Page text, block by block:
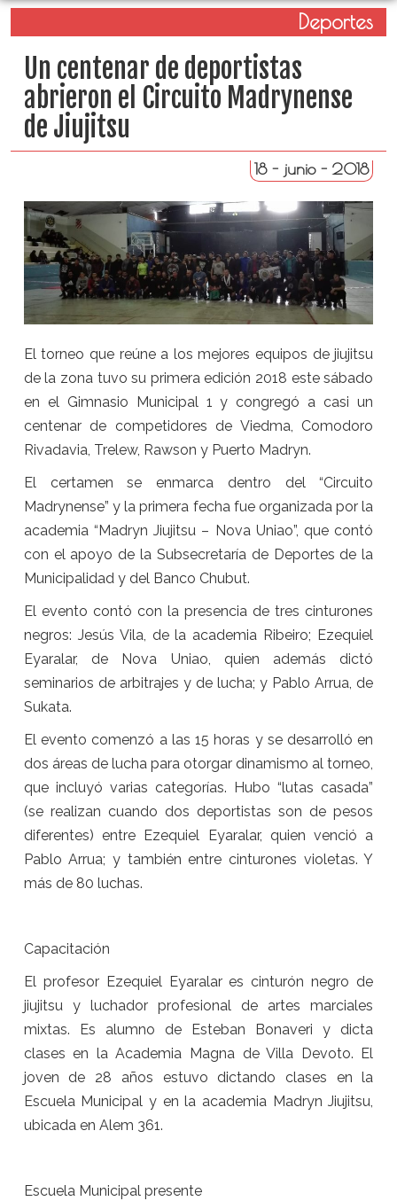
Deportes
Un centenar de deportistas
abrieron el Circuito Madrynense
de Jiujitsu
18 - junio - 2018
El torneo que reúne a los mejores equipos de jiujitsu
de la zona tuvo su primera edición 2018 este sábado
en el Gimnasio Municipal 1 y congregó a casi un
centenar de competidores de Viedma, Comodoro
Rivadavia, Trelew, Rawson y Puerto Madryn.
El certamen se enmarca dentro del “Circuito
Madrynense” y la primera fecha fue organizada por la
academia “Madryn Jiujitsu – Nova Uniao”, que contó
con el apoyo de la Subsecretaría de Deportes de la
Municipalidad y del Banco Chubut.
El evento contó con la presencia de tres cinturones
negros: Jesús Vila, de la academia Ribeiro; Ezequiel
Eyaralar, de Nova Uniao, quien además dictó
seminarios de arbitrajes y de lucha; y Pablo Arrua, de
Sukata.
El evento comenzó a las 15 horas y se desarrolló en
dos áreas de lucha para otorgar dinamismo al torneo,
que incluyó varias categorías. Hubo “lutas casada”
(se realizan cuando dos deportistas son de pesos
diferentes) entre Ezequiel Eyaralar, quien venció a
Pablo Arrua; y también entre cinturones violetas. Y
más de 80 luchas.
Capacitación
El profesor Ezequiel Eyaralar es cinturón negro de
jiujitsu y luchador profesional de artes marciales
mixtas. Es alumno de Esteban Bonaveri y dicta
clases en la Academia Magna de Villa Devoto. El
joven de 28 años estuvo dictando clases en la
Escuela Municipal y en la academia Madryn Jiujitsu,
ubicada en Alem 361.
Escuela Municipal presente